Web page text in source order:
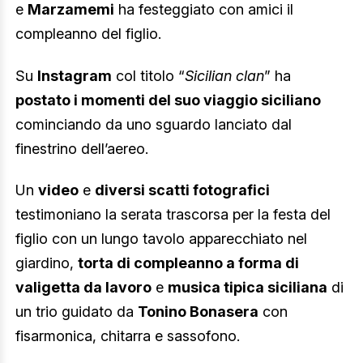
e Marzamemi ha festeggiato con amici il
compleanno del figlio.
Su Instagram col titolo “Sicilian clan” ha
postato i momenti del suo viaggio siciliano
cominciando da uno sguardo lanciato dal
finestrino dell’aereo.
Un video e diversi scatti fotografici
testimoniano la serata trascorsa per la festa del
figlio con un lungo tavolo apparecchiato nel
giardino, torta di compleanno a forma di
valigetta da lavoro e musica tipica siciliana di
un trio guidato da Tonino Bonasera con
fisarmonica, chitarra e sassofono.